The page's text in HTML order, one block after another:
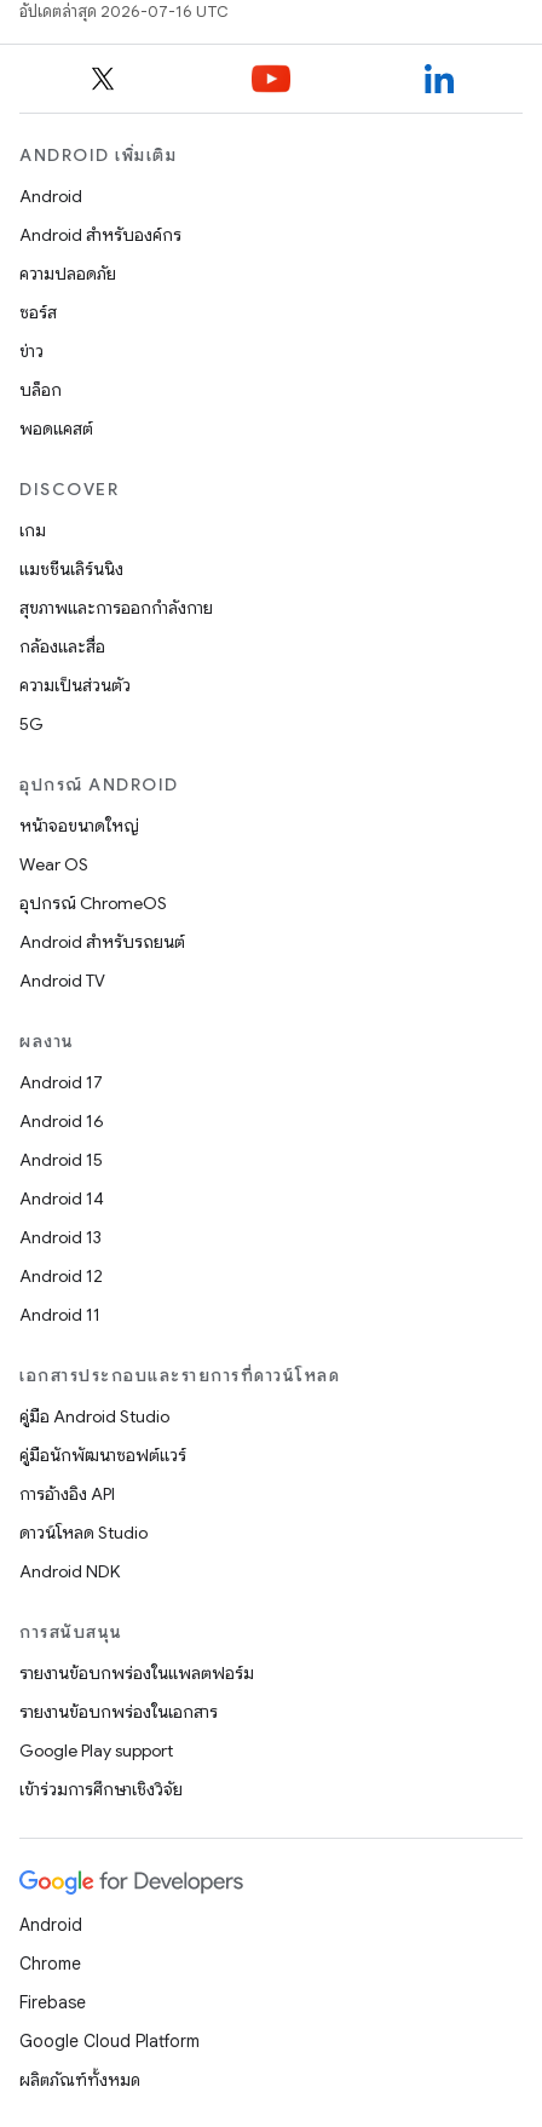
อัปเดตล่าสุด 2026-07-16 UTC
ANDROID เพิ่มเติม
Android
Android สำหรับองค์กร
ความปลอดภัย
ซอร์ส
ข่าว
บล็อก
พอดแคสต์
DISCOVER
เกม
แมชชีนเลิร์นนิง
สุขภาพและการออกกำลังกาย
กล้องและสื่อ
ความเป็นส่วนตัว
5G
อุปกรณ์ ANDROID
หน้าจอขนาดใหญ่
Wear OS
อุปกรณ์ ChromeOS
Android สำหรับรถยนต์
Android TV
ผลงาน
Android 17
Android 16
Android 15
Android 14
Android 13
Android 12
Android 11
เอกสารประกอบและรายการที่ดาวน์โหลด
คู่มือ Android Studio
คู่มือนักพัฒนาซอฟต์แวร์
การอ้างอิง API
ดาวน์โหลด Studio
Android NDK
การสนับสนุน
รายงานข้อบกพร่องในแพลตฟอร์ม
รายงานข้อบกพร่องในเอกสาร
Google Play support
เข้าร่วมการศึกษาเชิงวิจัย
Android
Chrome
Firebase
Google Cloud Platform
ผลิตภัณฑ์ทั้งหมด